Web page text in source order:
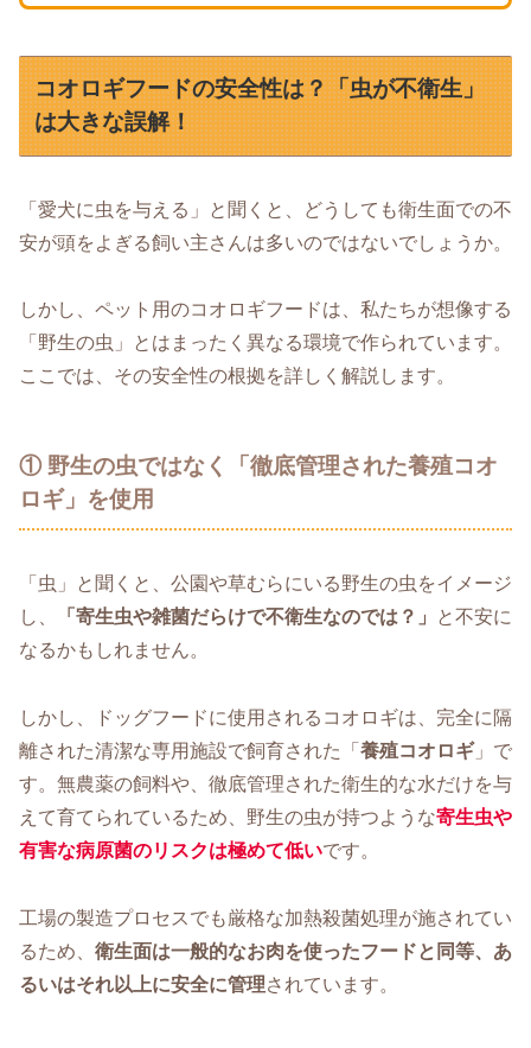
コオロギフードの安全性は？「虫が不衛生」
は大きな誤解！
「愛犬に虫を与える」と聞くと、どうしても衛生面での不
安が頭をよぎる飼い主さんは多いのではないでしょうか。
しかし、ペット用のコオロギフードは、私たちが想像する
「野生の虫」とはまったく異なる環境で作られています。
ここでは、その安全性の根拠を詳しく解説します。
① 野生の虫ではなく「徹底管理された養殖コオ
ロギ」を使用
「虫」と聞くと、公園や草むらにいる野生の虫をイメージ
し、
「寄生虫や雑菌だらけで不衛生なのでは？」
と不安に
なるかもしれません。
しかし、ドッグフードに使用されるコオロギは、完全に隔
離された清潔な専用施設で飼育された「 養殖コオロギ」で
す。無農薬の飼料や、徹底管理された衛生的な水だけを与
えて育てられているため、野生の虫が持つような寄生虫や
有害な病原菌のリスクは極めて低いです。
工場の製造プロセスでも厳格な加熱殺菌処理が施されてい
るため、 衛生面は一般的なお肉を使ったフードと同等、あ
るいはそれ以上に安全に管理されています。